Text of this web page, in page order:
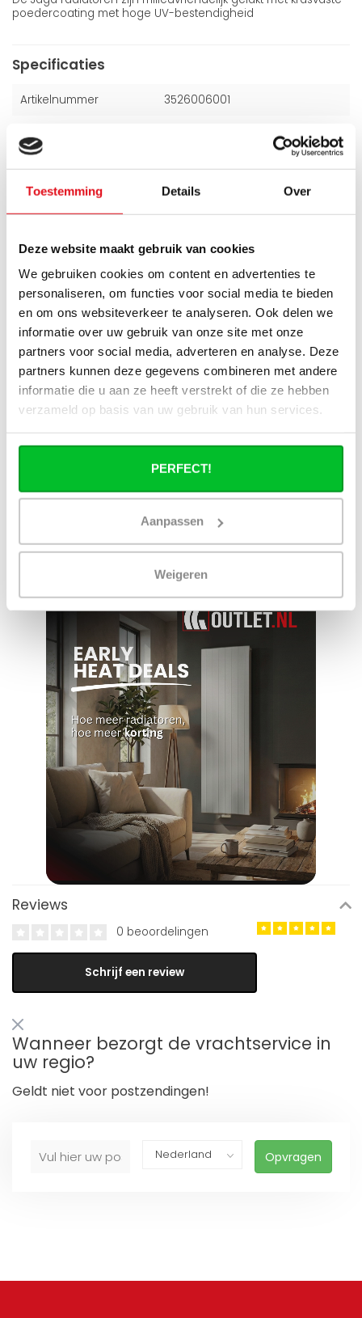
Toestemming Details Over
Deze website maakt gebruik van cookies
We gebruiken cookies om content en advertenties te
personaliseren, om functies voor social media te bieden
en om ons websiteverkeer te analyseren. Ook delen we
informatie over uw gebruik van onze site met onze
partners voor social media, adverteren en analyse. Deze
partners kunnen deze gegevens combineren met andere
informatie die u aan ze heeft verstrekt of die ze hebben
verzameld op basis van uw gebruik van hun services.
PERFECT!
Aanpassen
Weigeren
poedercoating met hoge UV-bestendigheid
Specificaties
Artikelnummer 3526006001
Breedte 2600 mm
Alle specificaties
Heb je een vraag over dit product ?
Simon helpt je graag en kan al je vragen beantwoorden.
Stuur een bericht
Ruim assortiment
14 dagen bedenktijd
week open.
Nederland en België
Geen onverwachte
kosten achteraf
Reviews
0 beoordelingen
Schrijf een review
Wanneer bezorgt de vrachtservice in
uw regio?
Geldt niet voor postzendingen!
Opvragen